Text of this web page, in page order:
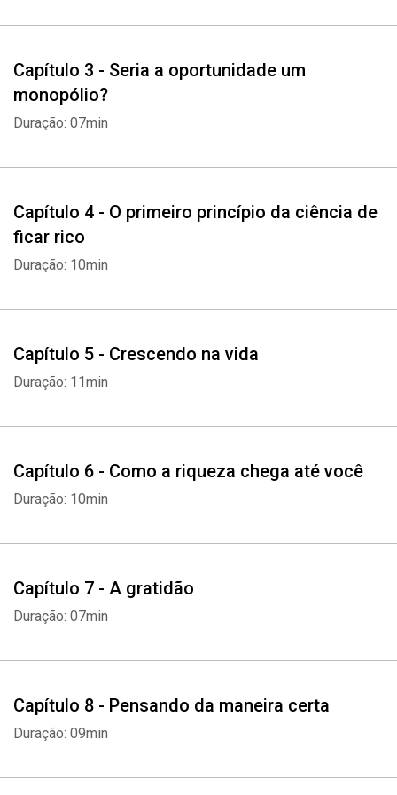
Capítulo 3 - Seria a oportunidade um
monopólio?
Duração: 07min
Capítulo 4 - O primeiro princípio da ciência de
ficar rico
Duração: 10min
Capítulo 5 - Crescendo na vida
Duração: 11min
Capítulo 6 - Como a riqueza chega até você
Duração: 10min
Capítulo 7 - A gratidão
Duração: 07min
Capítulo 8 - Pensando da maneira certa
Duração: 09min